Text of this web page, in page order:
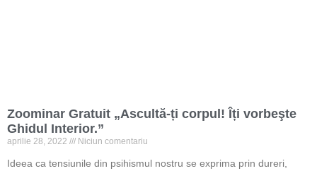
Zoominar Gratuit „Ascultă-ți corpul! Îți vorbeşte
Ghidul Interior.”
aprilie 28, 2022 Niciun comentariu
Ideea ca tensiunile din psihismul nostru se exprima prin dureri,